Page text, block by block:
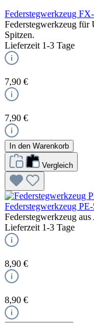
Federstegwerkzeug
Federstegwerkzeug für
Spitzen.
Lieferzeit 1-3 Tage
7,90 €
7,90 €
In den Warenkorb
Vergleich
Federstegwerkzeug
Federstegwerkzeug
Lieferzeit 1-3 Tage
8,90 €
8,90 €